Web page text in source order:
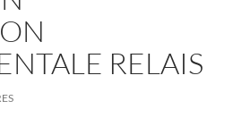
RELAIS